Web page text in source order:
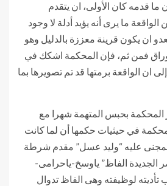
ما قدمه كان الأولى، ان يتقدم
ما يرى أنه يؤيد أدلة لا وجود
ان يكون قرينة معززة بالدليل وهو
فمن ثم، فإن المحكمة اشكك في
ان الواقعة برمتها قد تم تصويرها بما
المحكمة بحبس المتهمة شهرا مع
في حيثيات حكمها أن لما كانت
عليه “وليد عسل” مقدم شرطة
الفاظ” ياوسخ-ياحرامى-
تأديته لوظيفته وهى الفاظ تدوال